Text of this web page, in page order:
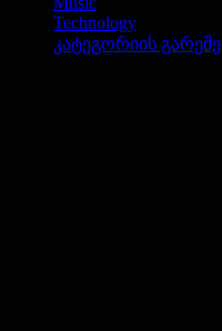
Technology
კატეგორიის გარეშე